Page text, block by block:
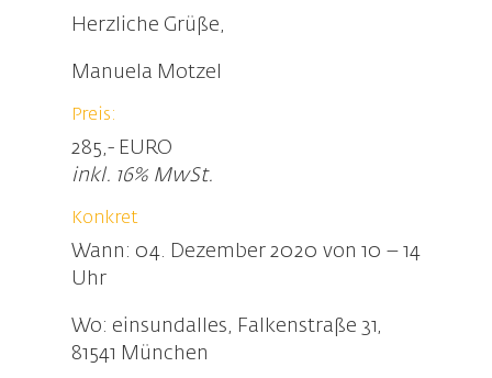
Herzliche Grüße,
Manuela Motzel
Preis:
285,- EURO
inkl. 16% MwSt.
Konkret
Wann: 04. Dezember 2020 von 10 – 14
Uhr
Wo: einsundalles, Falkenstraße 31,
81541 München